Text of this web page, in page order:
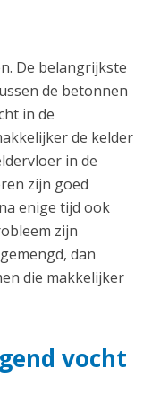
De belangrijkste
de betonnen
in de
de kelder
in de
zijn goed
enige tijd ook
zijn
dan
die makkelijker
vocht